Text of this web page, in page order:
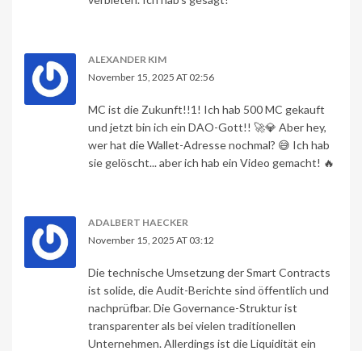
ALEXANDER KIM
November 15, 2025 AT 02:56
MC ist die Zukunft!!1! Ich hab 500 MC gekauft
und jetzt bin ich ein DAO-Gott!! 🚀💎 Aber hey,
wer hat die Wallet-Adresse nochmal? 😅 Ich hab
sie gelöscht... aber ich hab ein Video gemacht! 🔥
ADALBERT HAECKER
November 15, 2025 AT 03:12
Die technische Umsetzung der Smart Contracts
ist solide, die Audit-Berichte sind öffentlich und
nachprüfbar. Die Governance-Struktur ist
transparenter als bei vielen traditionellen
Unternehmen. Allerdings ist die Liquidität ein